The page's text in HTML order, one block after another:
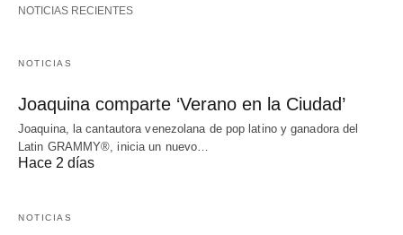
NOTICIAS RECIENTES
NOTICIAS
Joaquina comparte ‘Verano en la Ciudad’
Joaquina, la cantautora venezolana de pop latino y ganadora del
Latin GRAMMY®, inicia un nuevo…
Hace 2 días
NOTICIAS